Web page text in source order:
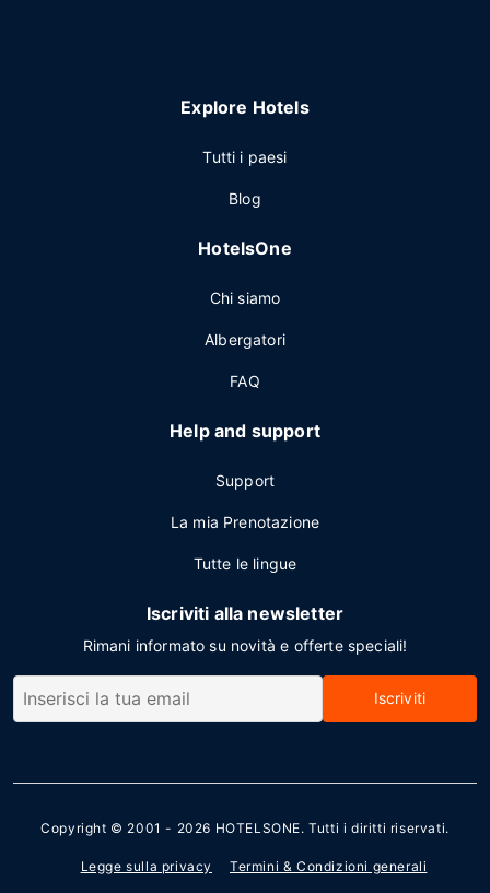
Explore Hotels
Tutti i paesi
Blog
HotelsOne
Chi siamo
Albergatori
FAQ
Help and support
Support
La mia Prenotazione
Tutte le lingue
Iscriviti alla newsletter
Rimani informato su novità e offerte speciali!
Iscriviti
Copyright © 2001 - 2026 HOTELSONE. Tutti i diritti riservati.
Legge sulla privacy Termini & Condizioni generali